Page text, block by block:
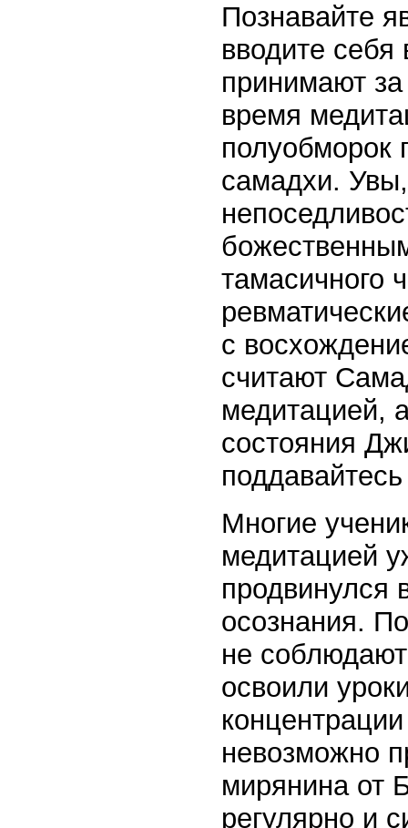
Познавайте
вводите себя
принимают
время
полуобморок
самадхи.
тамасичного
с
считают
медитацией,
состояния
Многие
медитацией
продвинулся
осознания.
не
освоили
невозможно
мирянина от
регулярно и